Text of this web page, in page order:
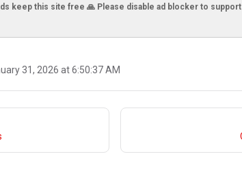
keep this site free 🙏 Please disable ad blocker to
31, 2026 at 6:50:37 AM